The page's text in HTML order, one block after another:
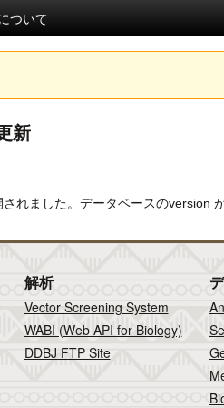
ついて
新
れました。データベースのversion が
解析
Vector Screening System
WABI (Web API for Biology)
DDBJ FTP Site